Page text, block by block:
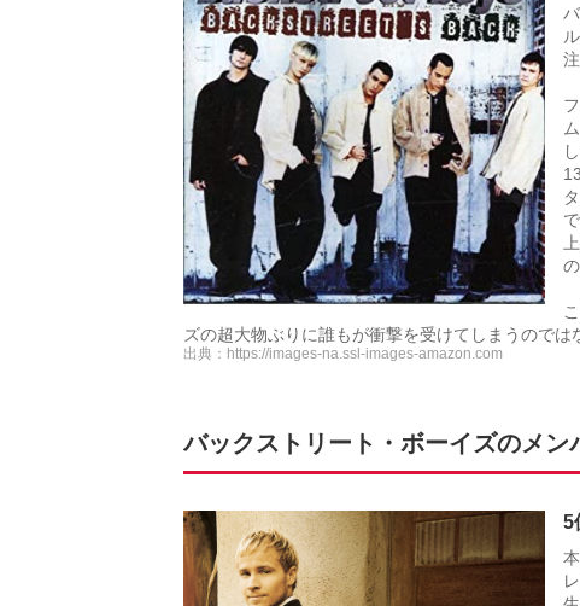
ズの超大物ぶりに誰もが衝撃を受けてしまうのでは
出典： https://images-na.ssl-images-amazon.com
バックストリート・ボーイズのメ
5